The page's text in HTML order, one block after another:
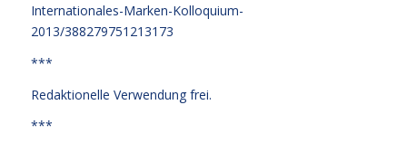
Internationales-Marken-Kolloquium-
2013/388279751213173
***
Redaktionelle Verwendung frei.
***